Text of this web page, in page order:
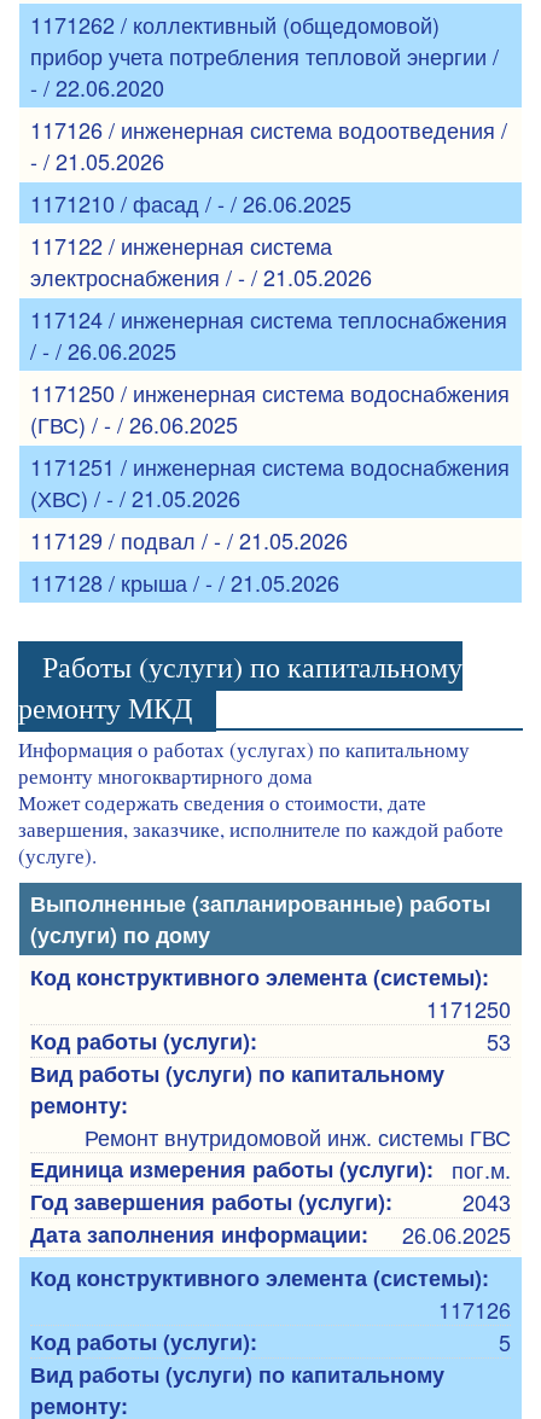
1171262 / коллективный (общедомовой)
прибор учета потребления тепловой энергии /
- / 22.06.2020
117126 / инженерная система водоотведения /
- / 21.05.2026
1171210 / фасад / - / 26.06.2025
117122 / инженерная система
электроснабжения / - / 21.05.2026
117124 / инженерная система теплоснабжения
/ - / 26.06.2025
1171250 / инженерная система водоснабжения
(ГВС) / - / 26.06.2025
1171251 / инженерная система водоснабжения
(ХВС) / - / 21.05.2026
117129 / подвал / - / 21.05.2026
117128 / крыша / - / 21.05.2026
Работы (услуги) по капитальному
ремонту МКД
Информация о работах (услугах) по капитальному
ремонту многоквартирного дома
Может содержать сведения о стоимости, дате
завершения, заказчике, исполнителе по каждой работе
(услуге).
Выполненные (запланированные) работы
(услуги) по дому
Код конструктивного элемента (системы):
1171250
Код работы (услуги):
53
Вид работы (услуги) по капитальному
ремонту:
Ремонт внутридомовой инж. системы ГВС
Единица измерения работы (услуги):
пог.м.
Год завершения работы (услуги):
2043
Дата заполнения информации:
26.06.2025
Код конструктивного элемента (системы):
117126
Код работы (услуги):
5
Вид работы (услуги) по капитальному
ремонту: